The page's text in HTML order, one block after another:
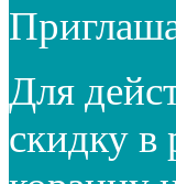
Для
скидку